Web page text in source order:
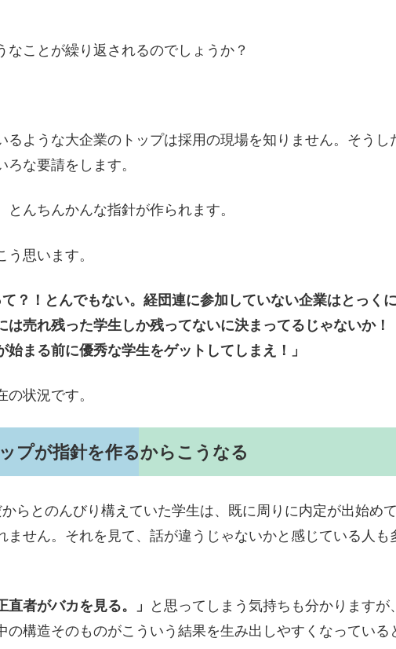
なことが繰り返されるのでしょうか？
るような大企業のトップは採用の現場を知りません。そうし
ろな要請をします。
んちんかんな指針が作られます。
思います。
て？！とんでもない。経団連に参加していない企業はとっく
は売れ残った学生しか残ってないに決まってるじゃないか！
まる前に優秀な学生をゲットしてしまえ！」
状況です。
プが指針を作るからこうなる
らとのんびり構えていた学生は、既に周りに内定が出始め
ません。それを見て、話が違うじゃないかと感じている人も
直者がバカを見る。」
と思ってしまう気持ちも分かりますが
の構造そのものがこういう結果を生み出しやすくなっている